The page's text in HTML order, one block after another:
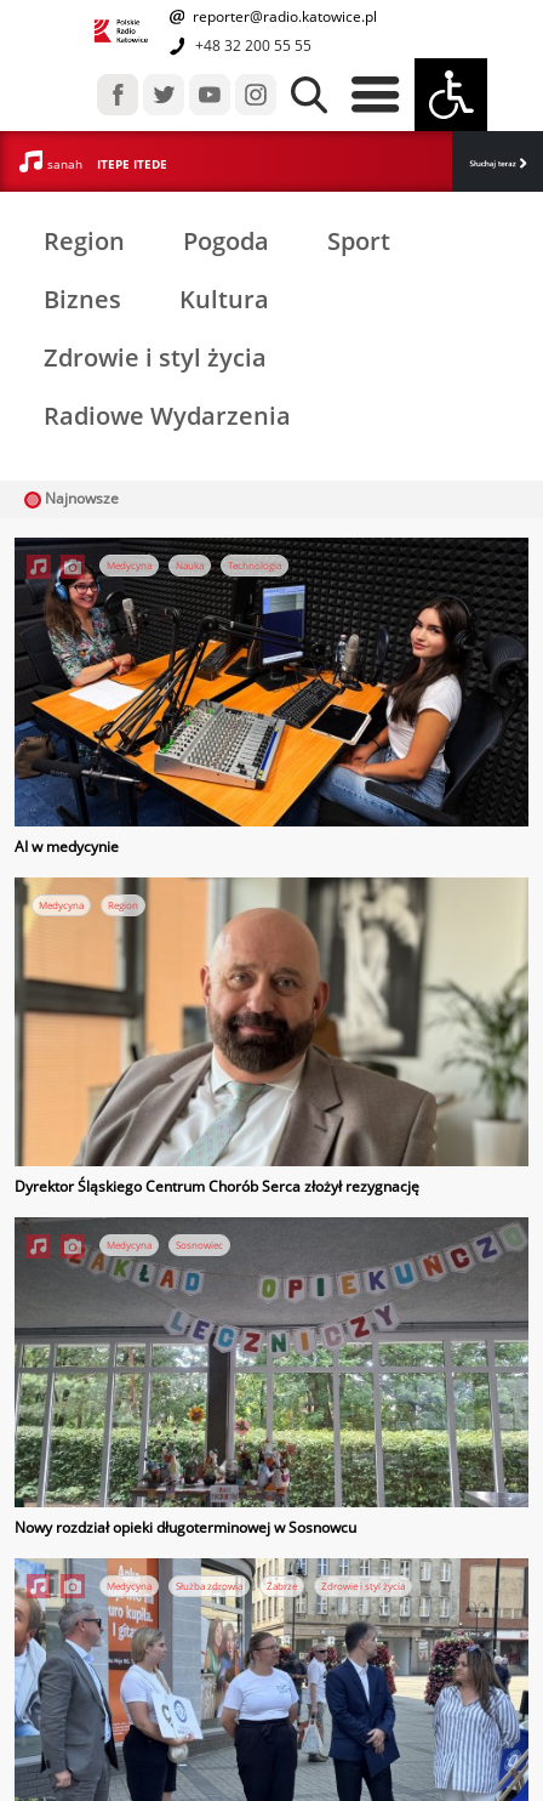
reporter@radio.katowice.pl
+48 32 200 55 55
sanah ITEPE ITEDE
Region Pogoda
Sport
Biznes
Kultura
Zdrowie i styl życia
Radiowe Wydarzenia
Najnowsze
Medycyna Nauka Technologia
AI w medycynie
Medycyna Region
Dyrektor Śląskiego Centrum Chorób Serca złożył rezygnację
Medycyna Sosnowiec
Nowy rozdział opieki długoterminowej w Sosnowcu
Medycyna Służba zdrowia Zabrze Zdrowie i styl życia